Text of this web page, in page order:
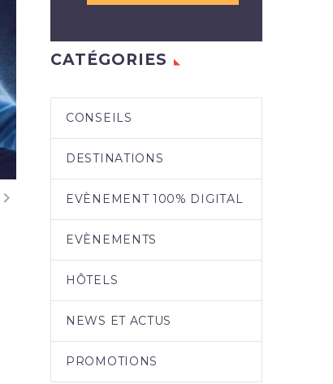

CATÉGORIES
CONSEILS
DESTINATIONS
EVÈNEMENT 100% DIGITAL
EVÈNEMENTS
HÔTELS
NEWS ET ACTUS
PROMOTIONS